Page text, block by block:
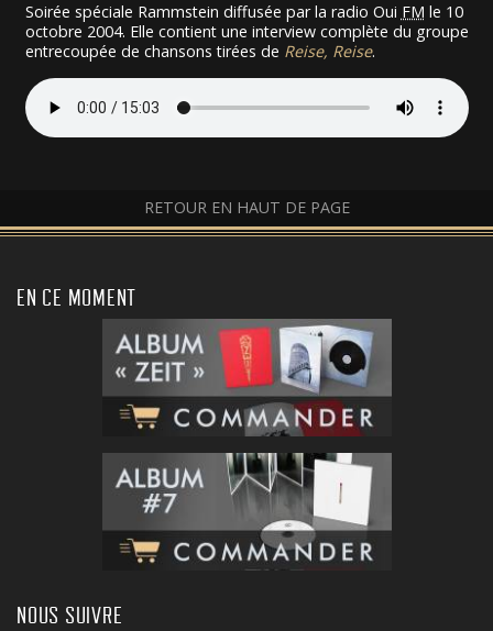
Soirée spéciale Rammstein diffusée par la radio Oui FM le 10
octobre 2004. Elle contient une interview complète du groupe
entrecoupée de chansons tirées de Reise, Reise.
RETOUR EN HAUT DE PAGE
EN CE MOMENT
NOUS SUIVRE